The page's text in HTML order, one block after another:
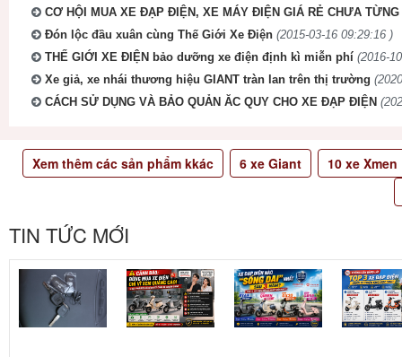
CƠ HỘI MUA XE ĐẠP ĐIỆN, XE MÁY ĐIỆN GIÁ RẺ CHƯA TỪNG
Đón lộc đầu xuân cùng Thế Giới Xe Điện (2015-03-16 09:29:16 )
THẾ GIỚI XE ĐIỆN bảo dưỡng xe điện định kì miễn phí (2016-
Xe giả, xe nhái thương hiệu GIANT tràn lan trên thị trường
CÁCH SỬ DỤNG VÀ BẢO QUẢN ĂC QUY CHO XE ĐẠP ĐIỆN
Xem thêm các sản phẩm kkác 6xe Giant 10xe Xmen
TIN TỨC MỚI